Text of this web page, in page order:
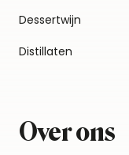
Dessertwijn
Distillaten
Over ons